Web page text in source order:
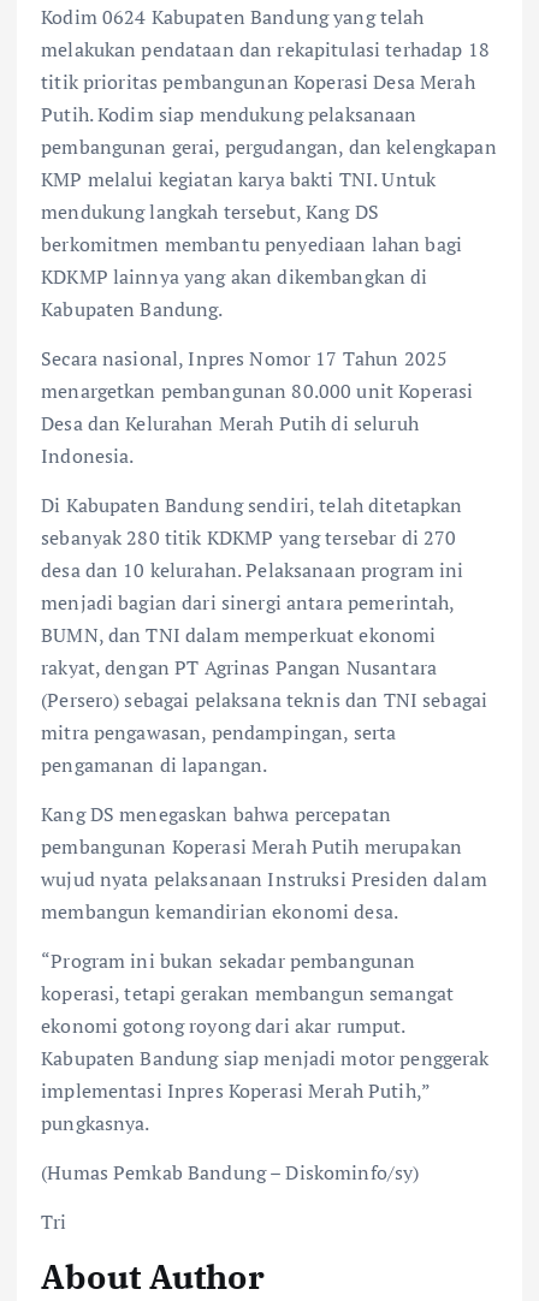
Kodim 0624 Kabupaten Bandung yang telah
melakukan pendataan dan rekapitulasi terhadap 18
titik prioritas pembangunan Koperasi Desa Merah
Putih. Kodim siap mendukung pelaksanaan
pembangunan gerai, pergudangan, dan kelengkapan
KMP melalui kegiatan karya bakti TNI. Untuk
mendukung langkah tersebut, Kang DS
berkomitmen membantu penyediaan lahan bagi
KDKMP lainnya yang akan dikembangkan di
Kabupaten Bandung.
Secara nasional, Inpres Nomor 17 Tahun 2025
menargetkan pembangunan 80.000 unit Koperasi
Desa dan Kelurahan Merah Putih di seluruh
Indonesia.
Di Kabupaten Bandung sendiri, telah ditetapkan
sebanyak 280 titik KDKMP yang tersebar di 270
desa dan 10 kelurahan. Pelaksanaan program ini
menjadi bagian dari sinergi antara pemerintah,
BUMN, dan TNI dalam memperkuat ekonomi
rakyat, dengan PT Agrinas Pangan Nusantara
(Persero) sebagai pelaksana teknis dan TNI sebagai
mitra pengawasan, pendampingan, serta
pengamanan di lapangan.
Kang DS menegaskan bahwa percepatan
pembangunan Koperasi Merah Putih merupakan
wujud nyata pelaksanaan Instruksi Presiden dalam
membangun kemandirian ekonomi desa.
“Program ini bukan sekadar pembangunan
koperasi, tetapi gerakan membangun semangat
ekonomi gotong royong dari akar rumput.
Kabupaten Bandung siap menjadi motor penggerak
implementasi Inpres Koperasi Merah Putih,”
pungkasnya.
(Humas Pemkab Bandung – Diskominfo/sy)
Tri
About Author